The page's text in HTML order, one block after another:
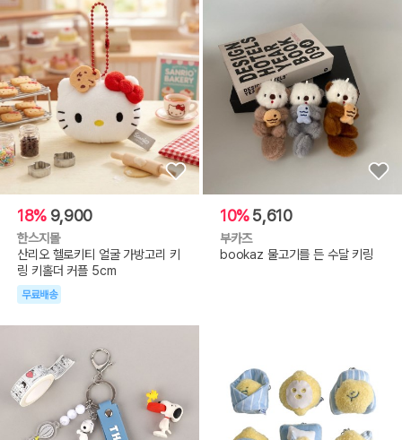
18% 9,900
한스지몰
산리오 헬로키티 얼굴 가방고리 키
링 키홀더 커플 5cm
무료배송
10%5,610
부카즈
bookaz 물고기를 든 수달 키링